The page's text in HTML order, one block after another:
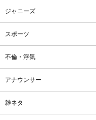
ジャニーズ
スポーツ
不倫・浮気
アナウンサー
雑ネタ